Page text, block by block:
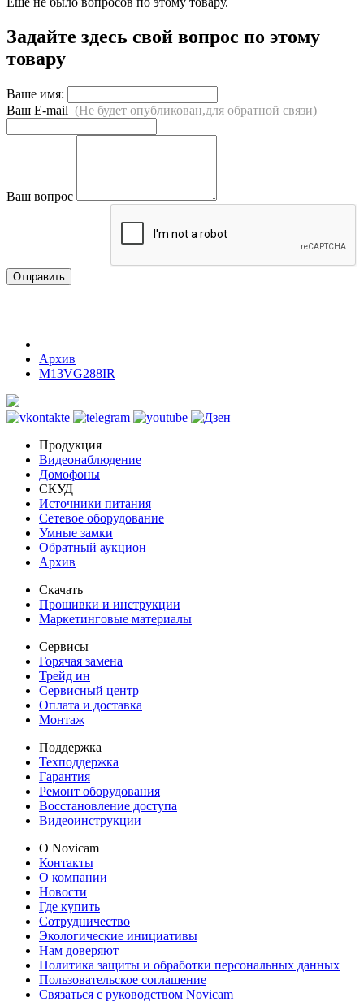
Задайте здесь свой вопрос по этому
товару
Ваше имя:
Ваш E-mail (Не будет опубликован,для обратной связи)
Ваш вопрос
Отправить
Архив
M13VG288IR
Продукция
Видеонаблюдение
Домофоны
СКУД
Источники питания
Сетевое оборудование
Умные замки
Обратный аукцион
Архив
Скачать
Прошивки и инструкции
Маркетинговые материалы
Сервисы
Горячая замена
Трейд ин
Сервисный центр
Оплата и доставка
Монтаж
Поддержка
Техподдержка
Гарантия
Ремонт оборудования
Восстановление доступа
Видеоинструкции
О Novicam
Контакты
О компании
Новости
Где купить
Сотрудничество
Экологические инициативы
Нам доверяют
Политика защиты и обработки персональных данных
Пользовательское соглашение
Связаться с руководством Novicam